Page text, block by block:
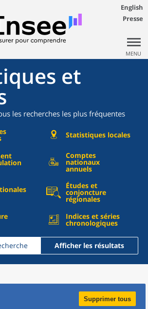
English
Presse
MENU
et
les recherches les plus fréquentes
Statistiques locales
Comptes
nationaux
annuels
Études et
conjoncture
régionales
Indices et séries
chronologiques
Afficher les résultats
Supprimer tous